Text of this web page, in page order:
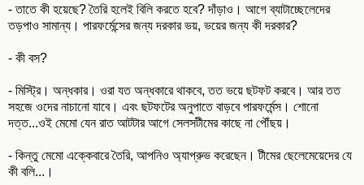
- তাতে কী হয়েছে? তৈরি হলেই বিলি করতে হবে? দাঁড়াও। আগে ব্যাটাচ্ছেলেদের
তড়পাও সামান্য। পারফর্মেন্সের জন্য দরকার ভয়, ভয়ের জন্য কী দরকার?
- কী বস?
- মিস্ট্রি। অন্ধকার। ওরা যত অন্ধকারে থাকবে, তত ভয়ে ছটফট করবে। আর তত
সহজে ওদের নাচানো যাবে। এবং ছটফটের অনুপাতে বাড়বে পারফর্মেন্স। শোনো
দত্ত...ওই মেমো যেন রাত আটটার আগে সেলসটীমের কাছে না পৌঁছয়।
- কিন্তু মেমো এক্কেবারে তৈরি, আপনিও অ্যাপ্রুভ করেছেন। টীমের ছেলেমেয়েদের যে
কী বলি...।